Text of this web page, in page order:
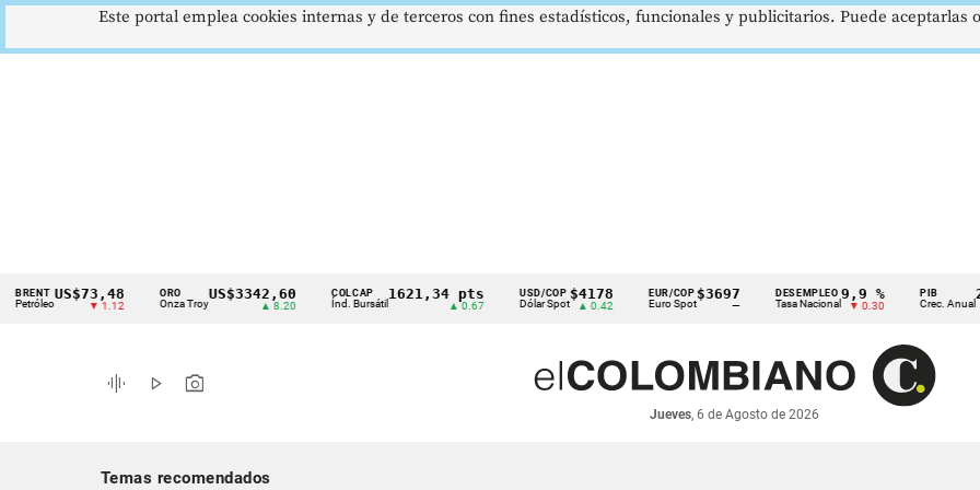
Cintillo
indicadores
económicos
US$73,48
▼ 1.12
ORO
Onza Troy
US$3342,60 COLCAP
Índ. Bursátil
1621,34 pts USD/COP
Dólar Spot
$4178
▲ 0.42
EUR/COP
Euro Spot
$3697
—
DESEMPLEO
Tasa Nacional
9,9 %
▼ 0.30
PIB
Crec. Anual
2,8 %
▲ 0.10
graphic_eq play_arrow photo_camera
Jueves, 6 de Agosto de 2026
Temas recomendados
Este portal emplea cookies internas y de terceros con fines estadísticos, funcionales y publicitarios. Puede aceptarlas